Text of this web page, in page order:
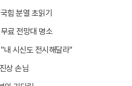
힘 분열 초읽기
료 전망대 명소
내 시신도 전시해달라"
상 손님